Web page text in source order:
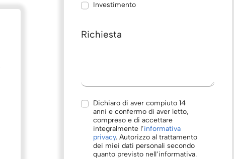
Investimento
Richiesta
Dichiaro di aver compiuto 14
anni e confermo di aver letto,
compreso e di accettare
integralmente l’informativa
privacy. Autorizzo al trattamento
dei miei dati personali secondo
quanto previsto nell’informativa.